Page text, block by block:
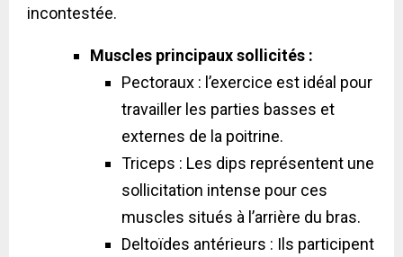
incontestée.
Muscles principaux sollicités :
Pectoraux : l’exercice est idéal pour
travailler les parties basses et
externes de la poitrine.
Triceps : Les dips représentent une
sollicitation intense pour ces
muscles situés à l’arrière du bras.
Deltoïdes antérieurs : Ils participent